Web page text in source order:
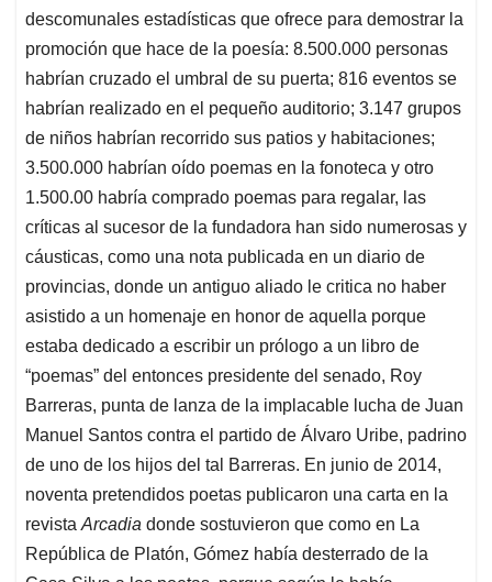
descomunales estadísticas que ofrece para demostrar la
promoción que hace de la poesía: 8.500.000 personas
habrían cruzado el umbral de su puerta; 816 eventos se
habrían realizado en el pequeño auditorio; 3.147 grupos
de niños habrían recorrido sus patios y habitaciones;
3.500.000 habrían oído poemas en la fonoteca y otro
1.500.00 habría comprado poemas para regalar, las
críticas al sucesor de la fundadora han sido numerosas y
cáusticas, como una nota publicada en un diario de
provincias, donde un antiguo aliado le critica no haber
asistido a un homenaje en honor de aquella porque
estaba dedicado a escribir un prólogo a un libro de
“poemas” del entonces presidente del senado, Roy
Barreras, punta de lanza de la implacable lucha de Juan
Manuel Santos contra el partido de Álvaro Uribe, padrino
de uno de los hijos del tal Barreras. En junio de 2014,
noventa pretendidos poetas publicaron una carta en la
revista Arcadia donde sostuvieron que como en La
República de Platón, Gómez había desterrado de la